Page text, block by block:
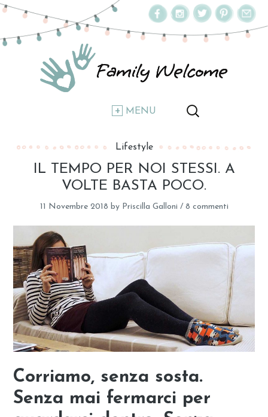
MENU
Lifestyle
IL TEMPO PER NOI STESSI. A
VOLTE BASTA POCO.
11 Novembre 2018 by Priscilla Galloni / 8 commenti
Corriamo, senza sosta.
Senza mai fermarci per